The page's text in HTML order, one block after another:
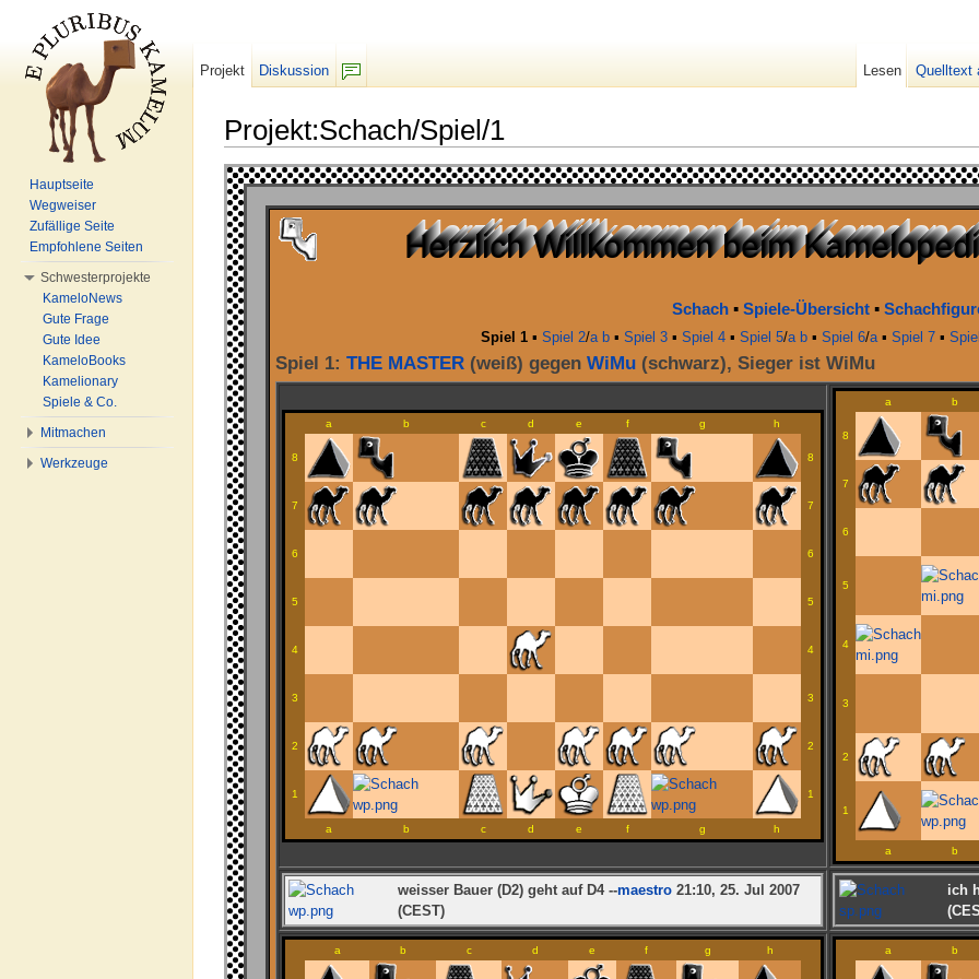
Projekt:Schach/Spiel/1
Herzlich Willkommen beim
Herzlich Willkommen beim
Herzlich Willkommen beim
Herzlich Willkommen beim
Herzlich Willkommen beim
Herzlich Willkommen beim
Herzlich Willkommen beim
Herzlich Willkommen beim
Herzlich Willkommen beim
Herzlich Willkommen beim
Herzlich Willkommen beim
Herzlich Willkommen beim
Herzlich Willkommen beim
Herzlich Willkommen beim
Herzlich Willkommen beim
Schach▪ Spiele-Übersicht▪
Spiel 1 ▪ Spiel 2/a b ▪ Spiel 3 ▪ Spiel 4 ▪ Spiel 5/a b ▪ Spiel 6/a ▪ Spiel 7 ▪
Spiel 1: THE MASTER (weiß) gegen WiMu (schwarz), Sieger ist WiMu
a b c d e f g h
8 8
7 7
6 6
5 5
4 4
3 3
2 2
1 1
a b c d e f g h
a b
8
7
6
5
4
3
2
1
a b
weisser Bauer (D2) geht auf D4 --maestro 21:10, 25. Jul 2007
(CEST)
ich
a b c d e f g h a b
Projekt
Diskussion
Lesen Quelltext
Hauptseite
Wegweiser
Zufällige Seite
Empfohlene Seiten
Schwesterprojekte
KameloNews
Gute Frage
Gute Idee
KameloBooks
Kamelionary
Spiele & Co.
Mitmachen
Werkzeuge